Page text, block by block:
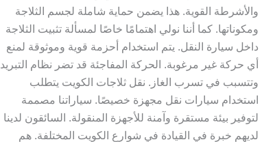
والأشرطة القوية. هذا يضمن حماية شاملة لجسم الثلاجة
ومكوناتها. كما أننا نولي اهتمامًا خاصًا لمسألة تثبيت الثلاجة
داخل سيارة النقل. يتم استخدام أحزمة قوية وموثوقة لمنع
أي حركة غير مرغوبة. الحركة المفاجئة قد تضر نظام التبريد
وتتسبب في تسرب الغاز. نقل ثلاجات الكويت يتطلب
استخدام سيارات نقل مجهزة خصيصًا. سياراتنا مصممة
لتوفير بيئة مستقرة وآمنة للأجهزة المنقولة. السائقون لدينا
لديهم خبرة في القيادة في شوارع الكويت المختلفة. هم